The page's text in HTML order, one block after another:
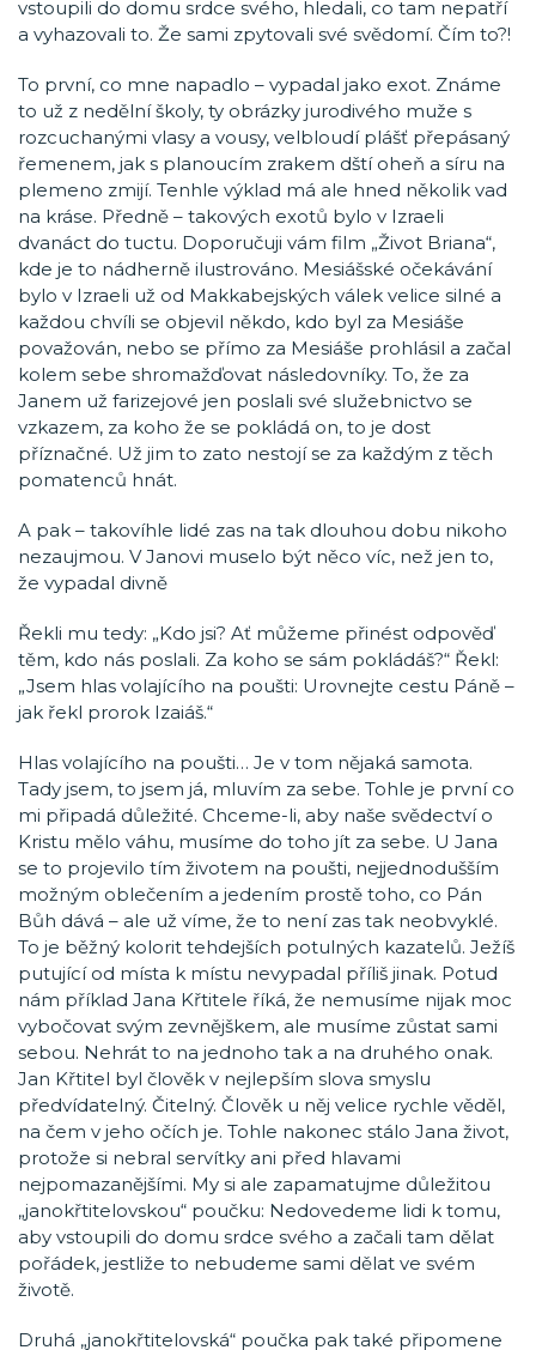
vstoupili do domu srdce svého, hledali, co tam nepatří
a vyhazovali to. Že sami zpytovali své svědomí. Čím to?!
To první, co mne napadlo – vypadal jako exot. Známe
to už z nedělní školy, ty obrázky jurodivého muže s
rozcuchanými vlasy a vousy, velbloudí plášť přepásaný
řemenem, jak s planoucím zrakem dští oheň a síru na
plemeno zmijí. Tenhle výklad má ale hned několik vad
na kráse. Předně – takových exotů bylo v Izraeli
dvanáct do tuctu. Doporučuji vám film „Život Briana“,
kde je to nádherně ilustrováno. Mesiášské očekávání
bylo v Izraeli už od Makkabejských válek velice silné a
každou chvíli se objevil někdo, kdo byl za Mesiáše
považován, nebo se přímo za Mesiáše prohlásil a začal
kolem sebe shromažďovat následovníky. To, že za
Janem už farizejové jen poslali své služebnictvo se
vzkazem, za koho že se pokládá on, to je dost
příznačné. Už jim to zato nestojí se za každým z těch
pomatenců hnát.
A pak – takovíhle lidé zas na tak dlouhou dobu nikoho
nezaujmou. V Janovi muselo být něco víc, než jen to,
že vypadal divně
Řekli mu tedy: „Kdo jsi? Ať můžeme přinést odpověď
těm, kdo nás poslali. Za koho se sám pokládáš?“ Řekl:
„Jsem hlas volajícího na poušti: Urovnejte cestu Páně –
jak řekl prorok Izaiáš.“
Hlas volajícího na poušti… Je v tom nějaká samota.
Tady jsem, to jsem já, mluvím za sebe. Tohle je první co
mi připadá důležité. Chceme-li, aby naše svědectví o
Kristu mělo váhu, musíme do toho jít za sebe. U Jana
se to projevilo tím životem na poušti, nejjednodušším
možným oblečením a jedením prostě toho, co Pán
Bůh dává – ale už víme, že to není zas tak neobvyklé.
To je běžný kolorit tehdejších potulných kazatelů. Ježíš
putující od místa k místu nevypadal příliš jinak. Potud
nám příklad Jana Křtitele říká, že nemusíme nijak moc
vybočovat svým zevnějškem, ale musíme zůstat sami
sebou. Nehrát to na jednoho tak a na druhého onak.
Jan Křtitel byl člověk v nejlepším slova smyslu
předvídatelný. Čitelný. Člověk u něj velice rychle věděl,
na čem v jeho očích je. Tohle nakonec stálo Jana život,
protože si nebral servítky ani před hlavami
nejpomazanějšími. My si ale zapamatujme důležitou
„janokřtitelovskou“ poučku: Nedovedeme lidi k tomu,
aby vstoupili do domu srdce svého a začali tam dělat
pořádek, jestliže to nebudeme sami dělat ve svém
životě.
Druhá „janokřtitelovská“ poučka pak také připomene